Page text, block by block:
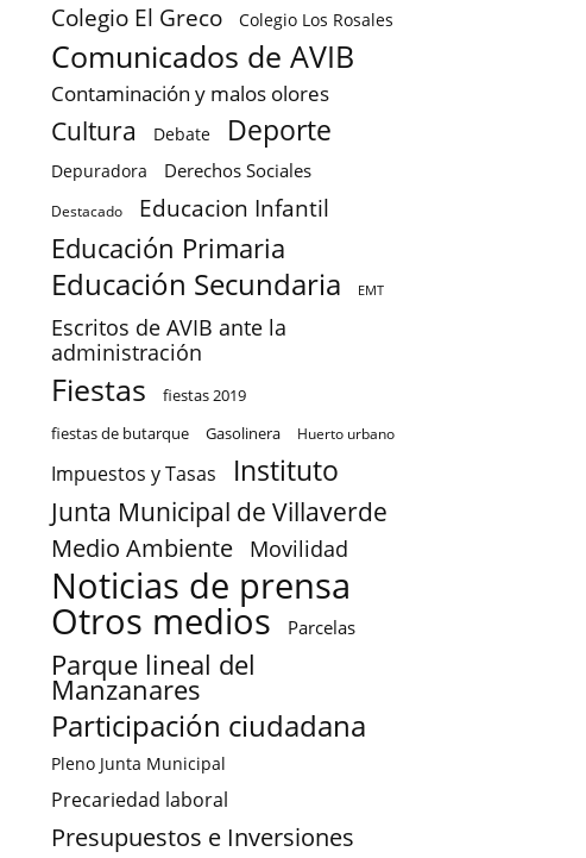
Colegio El Greco Colegio Los Rosales
Comunicados de AVIB
Contaminación y malos olores
Cultura Debate Deporte
Depuradora Derechos Sociales
Destacado Educacion Infantil
Educación Primaria
Educación Secundaria EMT
Escritos de AVIB ante la
administración
Fiestas
fiestas 2019
fiestas de butarque
Gasolinera Huerto urbano
Impuestos y Tasas Instituto
Junta Municipal de Villaverde
Medio Ambiente Movilidad
Noticias de prensa
Otros medios Parcelas
Parque lineal del
Manzanares
Participación ciudadana
Pleno Junta Municipal
Precariedad laboral
Presupuestos e Inversiones